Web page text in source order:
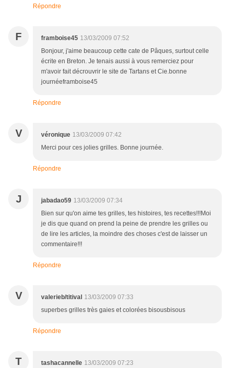
Répondre
F framboise45 13/03/2009 07:52
Bonjour, j'aime beaucoup cette cate de Pâques, surtout celle
écrite en Breton. Je tenais aussi à vous remerciez pour
m'avoir fait décrouvrir le site de Tartans et Cie.bonne
journéeframboise45
Répondre
V véronique 13/03/2009 07:42
Merci pour ces jolies grilles. Bonne journée.
Répondre
J jabadao59 13/03/2009 07:34
Bien sur qu'on aime tes grilles, tes histoires, tes recettes!!!Moi
je dis que quand on prend la peine de prendre les grilles ou
de lire les articles, la moindre des choses c'est de laisser un
commentaire!!!
Répondre
V valerieb/titival 13/03/2009 07:33
superbes grilles très gaies et colorées bisousbisous
Répondre
T tashacannelle 13/03/2009 07:23